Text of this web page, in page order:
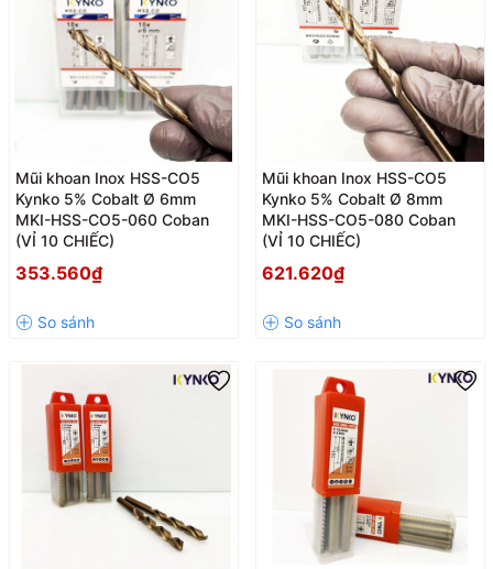
Mũi khoan Inox HSS-CO5
Kynko 5% Cobalt Ø 6mm
MKI-HSS-CO5-060 Coban
(VỈ 10 CHIẾC)
353.560₫
Mũi khoan Inox HSS-CO5
Kynko 5% Cobalt Ø 8mm
MKI-HSS-CO5-080 Coban
(VỈ 10 CHIẾC)
621.620₫